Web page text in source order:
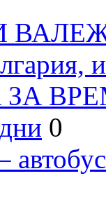
0
–